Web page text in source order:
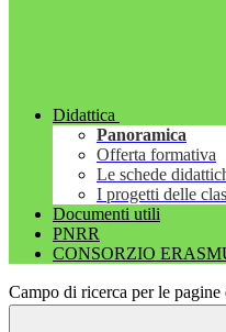
Didattica
Panoramica
Offerta formativa
Le schede
I progetti delle
Documenti utili
PNRR
CONSORZIO
Campo di ricerca per le pagine